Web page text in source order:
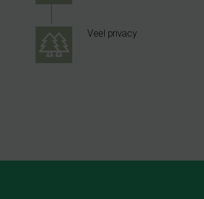
Veel privacy